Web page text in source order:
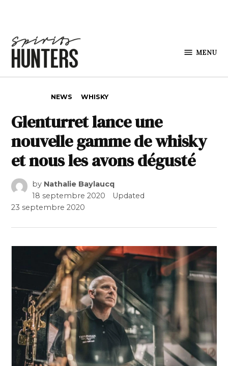
MENU
NEWS WHISKY
Glenturret lance une
nouvelle gamme de whisky
et nous les avons dégusté
by Nathalie Baylaucq
18 septembre 2020
Updated
23 septembre 2020